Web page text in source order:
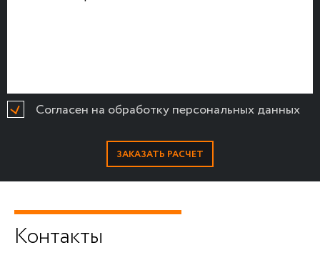
Согласен на обработку персональных данных
Контакты